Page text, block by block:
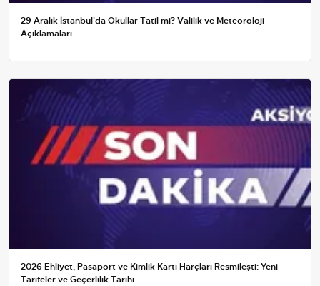
29 Aralık İstanbul'da Okullar Tatil mi? Valilik ve Meteoroloji
Açıklamaları
2026 Ehliyet, Pasaport ve Kimlik Kartı Harçları Resmileşti: Yeni
Tarifeler ve Geçerlilik Tarihi